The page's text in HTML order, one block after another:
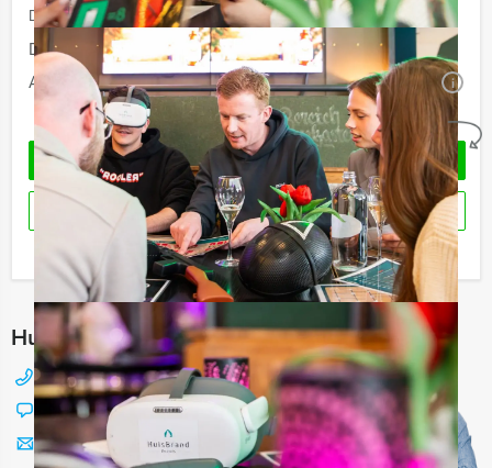
De prijzen zijn exclusief BTW
Duur:
3 uur en 30 minuten
Aantal:
Minimaal 12 personen i
Geheel vrijblijvend
OFFERTE AANVRAGEN
RESERVEREN
Ik heb een vraag over dit uitje
Hulp nodig bij het kiezen?
088 428 81 17
Chat met Jeroen
Stuur ons een mailtje